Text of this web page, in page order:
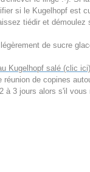
si le Kugelhopf est
tiédir et démoulez
de sucre
Kugelhopf salé (clic ici)
de copines
à 3 jours alors s'il vous